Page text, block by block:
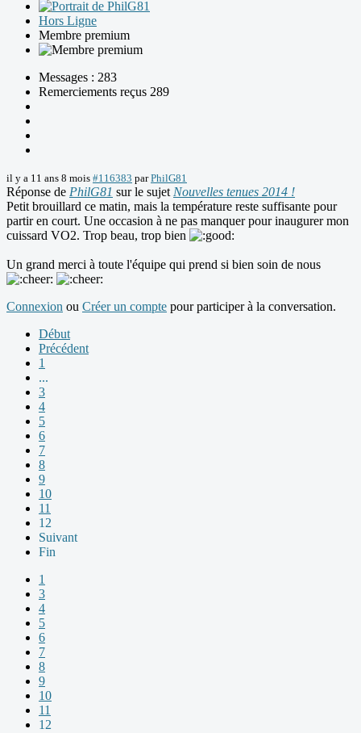
Hors Ligne
Membre premium
Messages : 283
Remerciements reçus 289
il y a 11 ans 8 mois #116383 parPhilG81
Réponse de PhilG81 sur le sujet Nouvelles tenues 2014 !
Petit brouillard ce matin, mais la température reste suffisante pour
partir en court. Une occasion à ne pas manquer pour inaugurer mon
cuissard VO2. Trop beau, trop bien
Un grand merci à toute l'équipe qui prend si bien soin de nous
Connexion ou Créer un compte pour participer à la conversation.
Début
Précédent
1
...
3
4
5
6
7
8
9
10
11
12
Suivant
Fin
1
3
4
5
6
7
8
9
10
11
12